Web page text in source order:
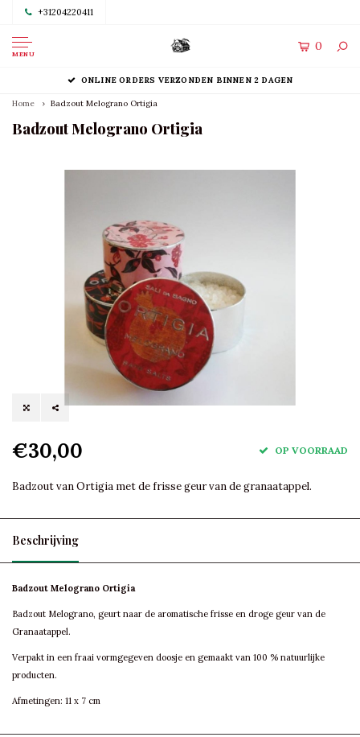
+31204220411
MENU
0
ONLINE ORDERS VERZONDEN BINNEN 2 DAGEN
Home Badzout Melograno Ortigia
Badzout Melograno Ortigia
€30,00 OP VOORRAAD
Badzout van Ortigia met de frisse geur van de granaatappel.
Beschrijving
Badzout Melograno Ortigia
Badzout Melograno, geurt naar de aromatische frisse en droge geur van de
Granaatappel.
Verpakt in een fraai vormgegeven doosje en gemaakt van 100 % natuurlijke
producten.
Afmetingen: 11 x 7 cm